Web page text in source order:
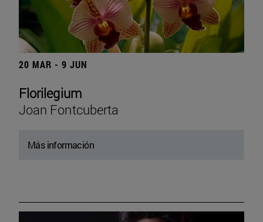
20 MAR - 9 JUN
Florilegium
Joan Fontcuberta
Más información